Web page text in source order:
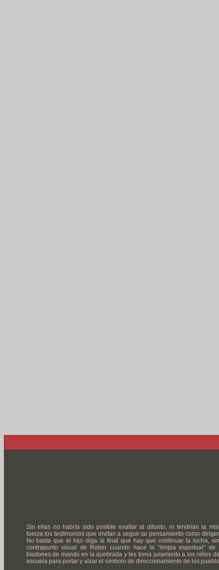
Sin ellas no habría sido posible exaltar al difunto, ni tendrían la
fuerza los testimonios que invitan a seguir su pensamiento como
No basta que el hijo diga al final que hay que continuar la lucha,
contrapunto visual de Rober cuando hace la “limpia espiritual” de
bastones de mando en la quebrada y les toma juramento a los niños
escuela para portar y alzar el símbolo de direccionamiento de los